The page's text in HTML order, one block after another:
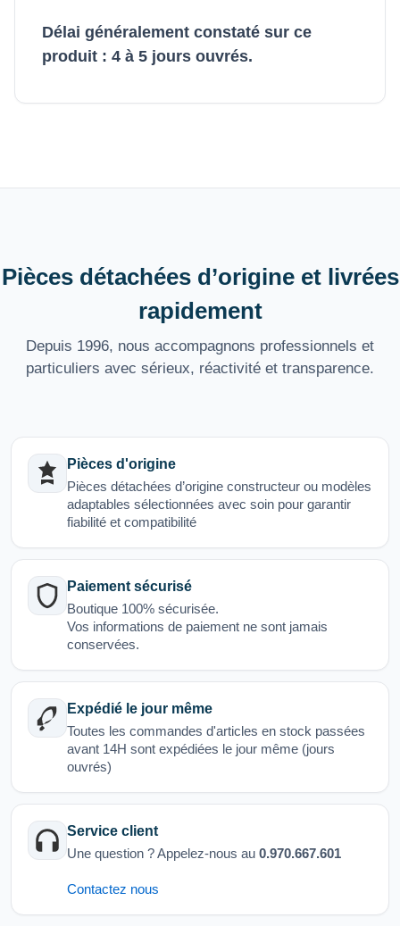
Délai généralement constaté sur ce
produit : 4 à 5 jours ouvrés.
Pièces détachées d’origine et livrées
rapidement
Depuis 1996, nous accompagnons professionnels et
particuliers avec sérieux, réactivité et transparence.
Pièces d'origine
Pièces détachées d’origine constructeur ou modèles
adaptables sélectionnées avec soin pour garantir
fiabilité et compatibilité
Paiement sécurisé
Boutique 100% sécurisée.
Vos informations de paiement ne sont jamais
conservées.
Expédié le jour même
Toutes les commandes d'articles en stock passées
avant 14H sont expédiées le jour même (jours
ouvrés)
Service client
Une question ? Appelez-nous au 0.970.667.601
Contactez nous